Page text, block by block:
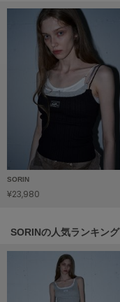
HOKA ONEONE
ホカ オネオネ
KEEN
キーン
LAATO
ラート
ルコックスポルティフ
LeSportsac
レスポートサック
SORIN
¥23,980
SORINの人気ランキング